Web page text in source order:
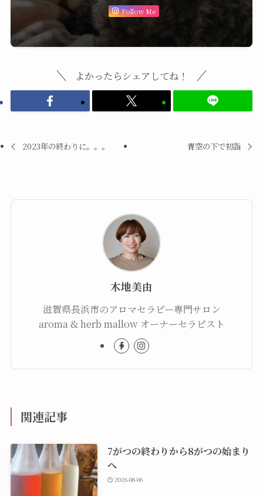
Follow Me
よかったらシェアしてね！
2023年の終わりに。。。 青空の下で初詣
木地美由
滋賀県長浜市のアロマセラピー専門サロン
aroma & herb mallow オーナーセラピスト
関連記事
7がつの終わりから8がつの始まり
へ
2026-08-06